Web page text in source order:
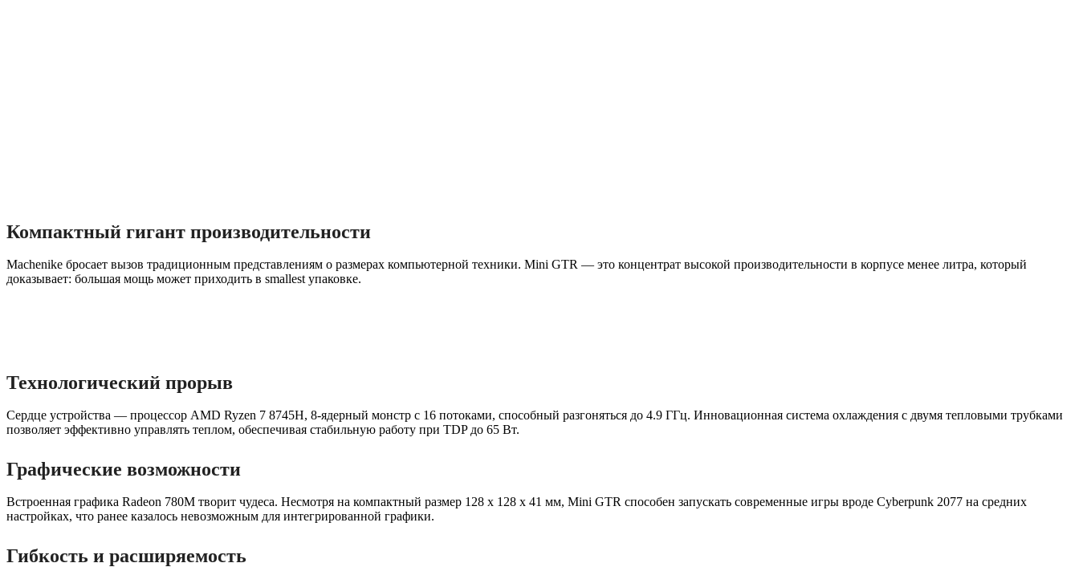
Компактный гигант производительности
Machenike бросает вызов традиционным представлениям о размерах компьютерной техники. Mini GTR — это концентрат высокой производительности в корпусе менее литра, который
доказывает: большая мощь может приходить в smallest упаковке.
Технологический прорыв
Сердце устройства — процессор AMD Ryzen 7 8745H, 8-ядерный монстр с 16 потоками, способный разгоняться до 4.9 ГГц. Инновационная система охлаждения с двумя тепловыми трубками
позволяет эффективно управлять теплом, обеспечивая стабильную работу при TDP до 65 Вт.
Графические возможности
Встроенная графика Radeon 780M творит чудеса. Несмотря на компактный размер 128 x 128 x 41 мм, Mini GTR способен запускать современные игры вроде Cyberpunk 2077 на средних
настройках, что ранее казалось невозможным для интегрированной графики.
Гибкость и расширяемость